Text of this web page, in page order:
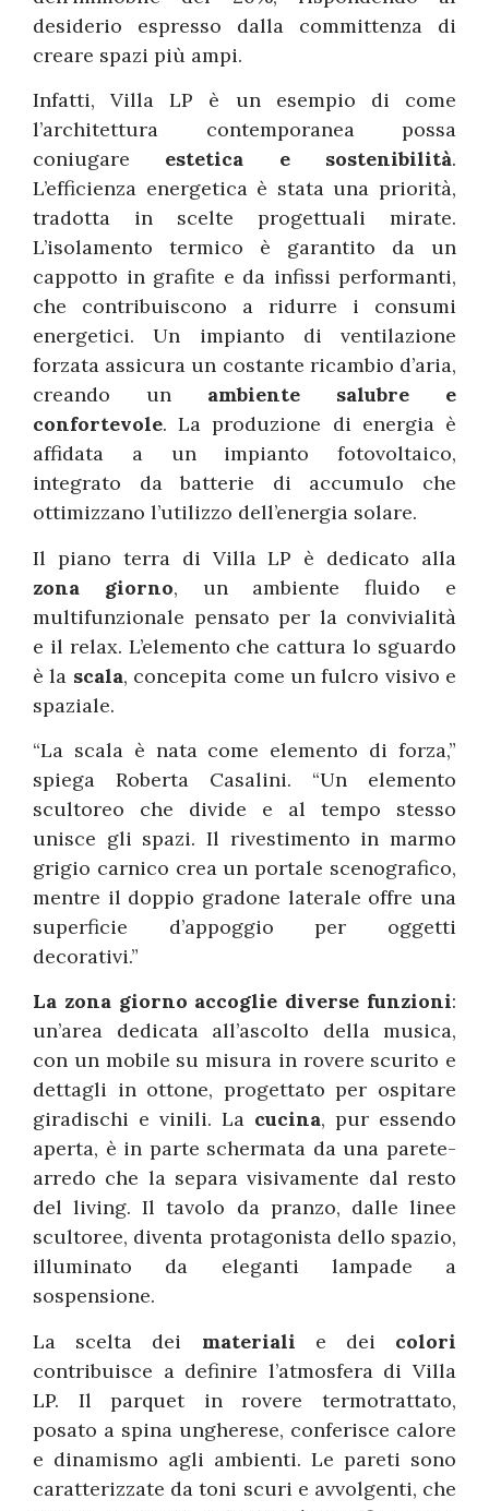
desiderio espresso dalla committenza di
creare spazi più ampi.
Infatti, Villa LP è un esempio di come
l’architettura contemporanea possa
coniugare estetica e sostenibilità.
L’efficienza energetica è stata una priorità,
tradotta in scelte progettuali mirate.
L’isolamento termico è garantito da un
cappotto in grafite e da infissi performanti,
che contribuiscono a ridurre i consumi
energetici. Un impianto di ventilazione
forzata assicura un costante ricambio d’aria,
creando un ambiente salubre e
confortevole. La produzione di energia è
affidata a un impianto fotovoltaico,
integrato da batterie di accumulo che
ottimizzano l’utilizzo dell’energia solare.
Il piano terra di Villa LP è dedicato alla
zona giorno, un ambiente fluido e
multifunzionale pensato per la convivialità
e il relax. L’elemento che cattura lo sguardo
è la scala, concepita come un fulcro visivo e
spaziale.
“La scala è nata come elemento di forza,”
spiega Roberta Casalini. “Un elemento
scultoreo che divide e al tempo stesso
unisce gli spazi. Il rivestimento in marmo
grigio carnico crea un portale scenografico,
mentre il doppio gradone laterale offre una
superficie d’appoggio per oggetti
decorativi.”
La zona giorno accoglie diverse funzioni:
un’area dedicata all’ascolto della musica,
con un mobile su misura in rovere scurito e
dettagli in ottone, progettato per ospitare
giradischi e vinili. La cucina, pur essendo
aperta, è in parte schermata da una parete-
arredo che la separa visivamente dal resto
del living. Il tavolo da pranzo, dalle linee
scultoree, diventa protagonista dello spazio,
illuminato da eleganti lampade a
sospensione.
La scelta dei materiali e dei colori
contribuisce a definire l’atmosfera di Villa
LP. Il parquet in rovere termotrattato,
posato a spina ungherese, conferisce calore
e dinamismo agli ambienti. Le pareti sono
caratterizzate da toni scuri e avvolgenti, che